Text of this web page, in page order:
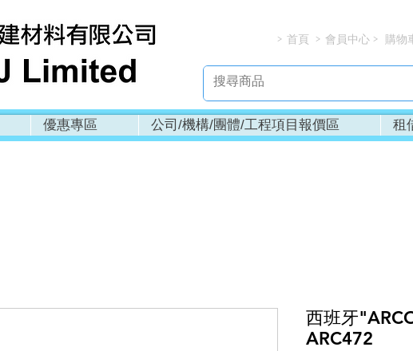
> > >
首頁 會員中心 購物
優惠專區 公司/機構/團體/工程項目報價區 租
西班牙
ARC472